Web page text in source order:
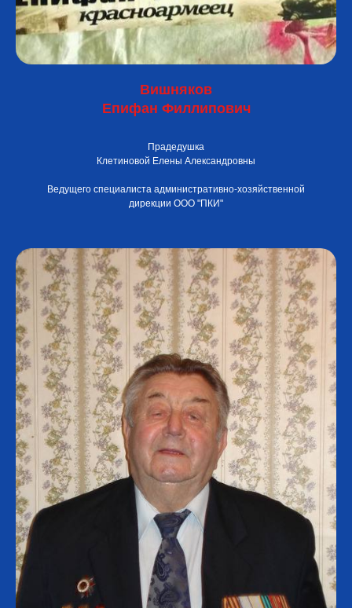
Вишняков
Епифан Филлипович
Прадедушка
Клетиновой Елены Александровны
Ведущего специалиста административно-хозяйственной
дирекции ООО "ПКИ"